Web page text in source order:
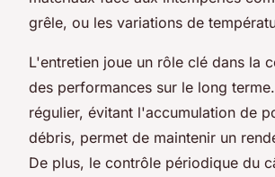
grêle, ou les variations de
L'entretien joue un rôle clé dans la
des performances sur le long
régulier, évitant l'accumulation de
débris, permet de maintenir un
De plus, le contrôle périodique du